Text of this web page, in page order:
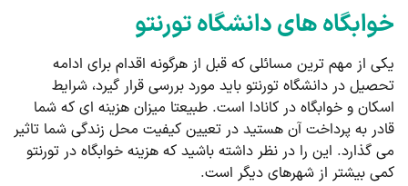
خوابگاه های دانشگاه تورنتو
یکی از مهم ترین مسائلی که قبل از هرگونه اقدام برای ادامه
تحصیل در دانشگاه تورنتو باید مورد بررسی قرار گیرد، شرایط
اسکان و خوابگاه در کانادا است. طبیعتا میزان هزینه ای که شما
قادر به پرداخت آن هستید در تعیین کیفیت محل زندگی شما تاثیر
می گذارد. این را در نظر داشته باشید که هزینه خوابگاه در تورنتو
کمی بیشتر از شهرهای دیگر است.